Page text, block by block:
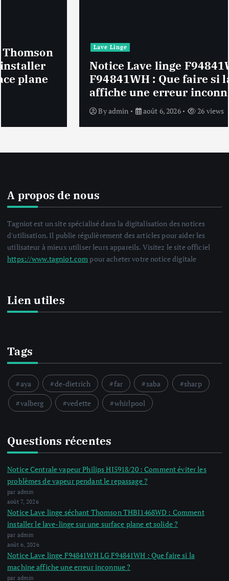
Notice Lave linge F94841WH LG
F94841WH : Que faire si la machine
affiche une erreur inconnue ?
août 6, 2026 26 views
A propos de nous
Tagniot est un site spécialisé dans la digitalisation des notices
d'utilisation. Il publie régulièrement des articles pour aider les
utilisateur à mieux utiliser leurs appareils. Visitez le site officiel
https://www.tagniot.compour acheter votre notice digitale
Lien utiles
Tags
aya de-dietrich far saba
sharp
valberg
vedette whirlpool
Questions récentes
Notice Centrale vapeur Philips HI5918/20 : Comment éviter les
problèmes de vapeur pendant le repassage ?
par admin
août 7, 2026
Notice Lave linge séchant Thomson THBI1468WD : Comment
installer le lave-linge sur une surface plane et solide ?
par admin
août 6, 2026
Notice Lave linge F94841WH LG F94841WH : Que faire si la
machine affiche une erreur inconnue ?
par admin